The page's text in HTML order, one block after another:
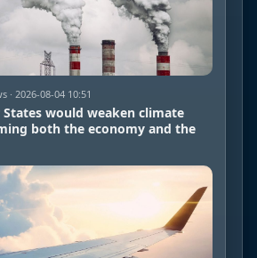
· 2026-08-04 10:51
States would weaken climate
both the economy and the